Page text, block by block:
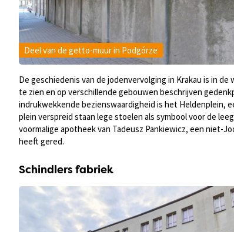
Deel van de getto-muur in Podgórze
De geschiedenis van de jodenvervolging in Krakau is in
te zien en op verschillende gebouwen beschrijven
indrukwekkende bezienswaardigheid is het Heldenplein,
plein verspreid staan lege stoelen als symbool voor de
voormalige apotheek van Tadeusz Pankiewicz, een niet-
heeft gered.
Schindlers fabriek